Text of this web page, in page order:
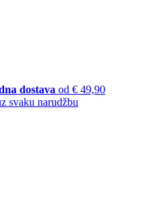
dostava od € 49,90
svaku narudžbu